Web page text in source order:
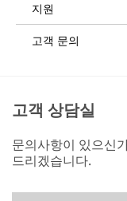
지원
고객 문의
고객 상담실
문의사항이 있으신
드리겠습니다.